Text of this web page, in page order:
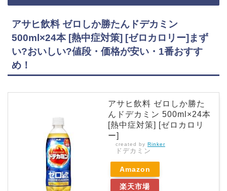
アサヒ飲料 ゼロしか勝たんドデカミン
500ml×24本 [熱中症対策] [ゼロカロリー]まず
い?おいしい?値段・価格が安い・1番おすす
め！
アサヒ飲料 ゼロしか勝た
んドデカミン 500ml×24本
[熱中症対策] [ゼロカロリ
ー]
created by Rinker
ドデカミン
Amazon
楽天市場